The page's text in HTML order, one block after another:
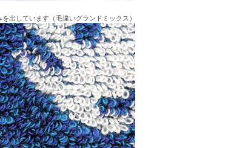
出しています（毛違いグランドミックス）